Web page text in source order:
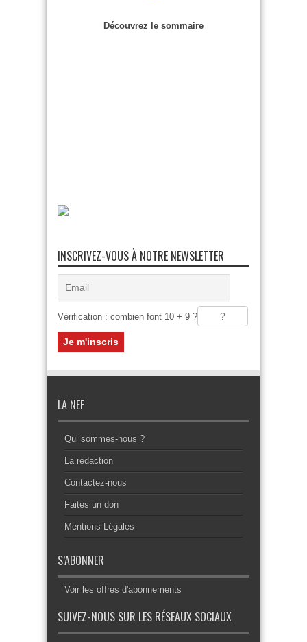
Découvrez le sommaire
INSCRIVEZ-VOUS À NOTRE NEWSLETTER
Vérification : combien font 10 + 9 ?
LA NEF
Qui sommes-nous ?
La rédaction
Contactez-nous
Faites un don
Mentions Légales
S’ABONNER
Voir les offres d'abonnements
SUIVEZ-NOUS SUR LES RÉSEAUX SOCIAUX